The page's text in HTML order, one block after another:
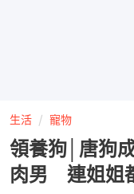
生活 寵物
領養狗│唐狗
肉男 連姐姐